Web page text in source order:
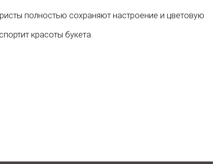
полностью сохраняют настроение и цветовую
красоты букета.